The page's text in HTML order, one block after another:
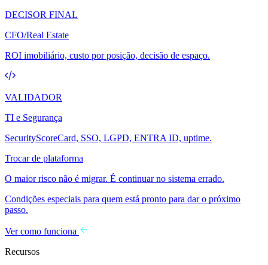
DECISOR FINAL
CFO/Real Estate
ROI imobiliário, custo por posição, decisão de espaço.
VALIDADOR
TI e Segurança
SecurityScoreCard, SSO, LGPD, ENTRA ID, uptime.
Trocar de plataforma
O maior risco não é migrar. É continuar no sistema errado.
Condições especiais para quem está pronto para dar o próximo
passo.
Ver como funciona
Recursos